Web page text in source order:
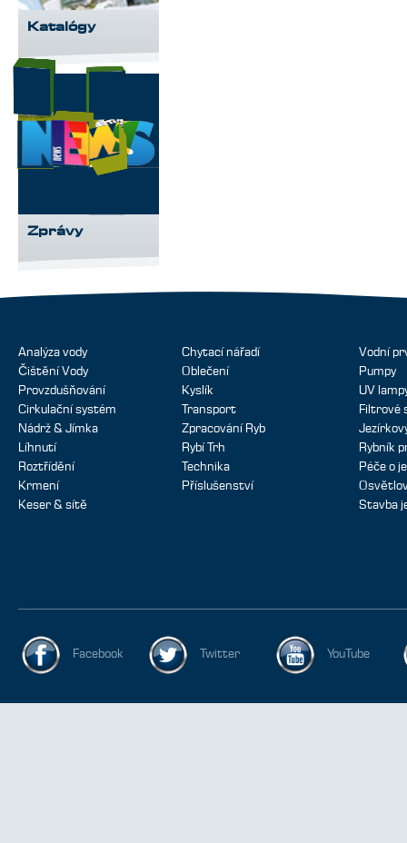
Katalógy
Zprávy
Analýza vody
Čištění Vody
Provzdušňování
Cirkulační systém
Nádrž & Jímka
Líhnutí
Roztřídění
Krmení
Keser & sítě
Chytací nářadí
Oblečení
Kyslík
Transport
Zpracování Ryb
Rybí Trh
Technika
Příslušenství
Vodní
Pumpy
UV
Filtrové
Rybník
Péče o
Stavba
Facebook Twitter YouTube